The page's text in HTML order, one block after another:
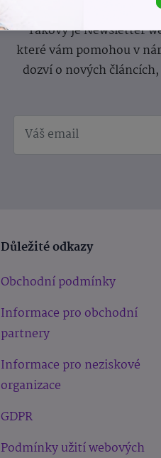
Pravidelný přísun
Takový je Newsletter
které vám pomohou v
dozví o nových
Důležité odkazy
Obchodní podmínky
Informace pro obchodní
partnery
Informace pro neziskové
organizace
GDPR
Podmínky užití webových